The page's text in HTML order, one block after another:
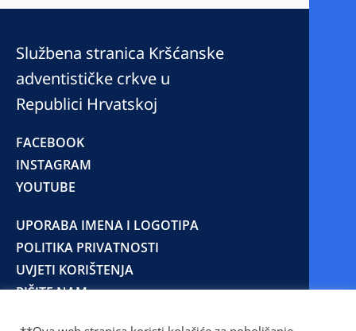
Službena stranica Kršćanske
adventističke crkve u
Republici Hrvatskoj
FACEBOOK
INSTAGRAM
YOUTUBE
UPORABA IMENA I LOGOTIPA
POLITIKA PRIVATNOSTI
UVJETI KORIŠTENJA
PIŠITE NAM